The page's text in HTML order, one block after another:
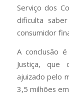
Serviço dos
dificulta
consumidor
A conclusão
Justiça, que
ajuizado pelo
3,5 milhões